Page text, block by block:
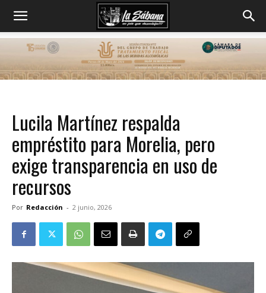
Lucila Martínez respalda
empréstito para Morelia, pero
exige transparencia en uso de
recursos
Por Redacción - 2 junio, 2026